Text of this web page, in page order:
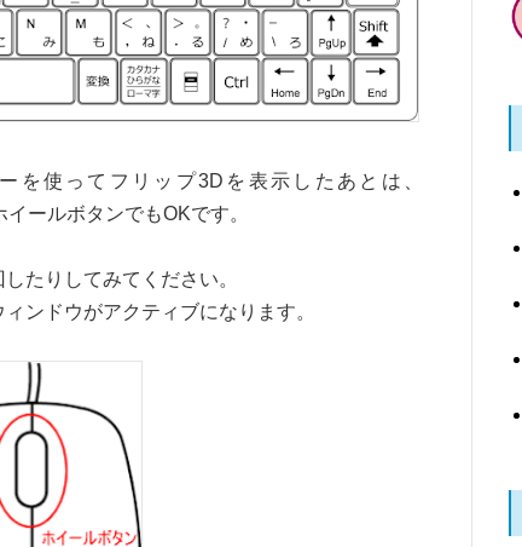
を使ってフリップ3Dを表示したあとは、
ールボタンでもOKです。
たりしてみてください。
ンドウがアクティブになります。